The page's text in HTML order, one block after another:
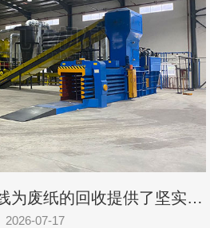
为废纸的回收提供了坚实的
保障
2026-07-17